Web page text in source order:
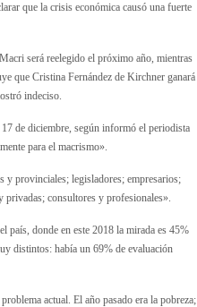
que la crisis económica causó una fuerte
será reelegido el próximo año, mientras
que Cristina Fernández de Kirchner ganará
indeciso.
de diciembre, según informó el periodista
para el macrismo».
y provinciales; legisladores; empresarios;
privadas; consultores y profesionales».
país, donde en este 2018 la mirada es 45%
distintos: había un 69% de evaluación
actual. El año pasado era la pobreza;